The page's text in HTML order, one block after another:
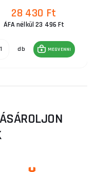
28 430 Ft
ÁFA nélkül 23 496 Ft
db MEGVENNI